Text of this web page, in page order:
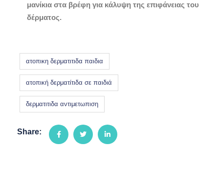
μανίκια στα βρέφη για κάλυψη της επιφάνειας του
δέρματος.
ατοπικη δερματιτιδα παιδια
ατοπική δερματίτιδα σε παιδιά
δερματιτιδα αντιμετωπιση
Share: